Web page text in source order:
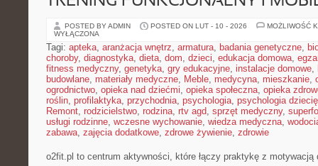
POSTED BY ADMIN POSTED ON LUT - 10 - 2026
MOŻLIWOŚĆ
WYŁĄCZONA
Tagi: apteka, aranżacja wnętrz, armatura, badania genetyczne,
choroby, diagnostyka, dieta, dom, dzieci, edukacja domowa,
fitness medyczny, genetyka, gry edukacyjne, instalacje domowe,
budowlane, materiały medyczne, Meble, medycyna, mieszkanie,
ogrodnictwo, opieka nad dziećmi, opieka społeczna, opieka
roślin, profilaktyka, przychodnia, psychologia, psychologia
Remont, rodzicielstwo, rodzina, rtv agd, sprzęt medyczny,
usługi rodzinne, wczesne wychowanie, wiedza medyczna,
zabawa, zajęcia dodatkowe, zdrowe żywienie, zdrowie
o2fit.pl to centrum aktywności, które łączy praktykę z